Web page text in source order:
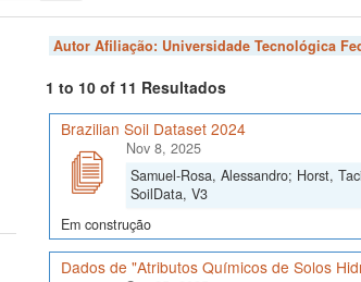
Autor Afiliação: Universidade Tecnológica
1 to 10 of 11 Resultados
Brazilian Soil Dataset 2024
Nov 8, 2025
Samuel-Rosa, Alessandro; Horst,
SoilData, V3
Em construção
Dados de "Atributos Químicos de Solos